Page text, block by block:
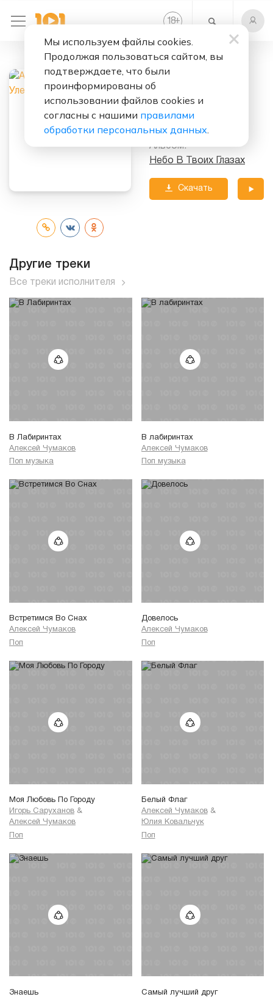
18+
Улетай
Альбом:
Небо В Твоих Глазах
Скачать
Другие треки
Все треки исполнителя
В Лабиринтах
Алексей Чумаков
Поп музыка
В лабиринтах
Алексей Чумаков
Поп музыка
Встретимся Во Снах
Алексей Чумаков
Поп
Довелось
Алексей Чумаков
Поп
Моя Любовь По Городу
Игорь Саруханов &
Алексей Чумаков
Поп
Белый Флаг
Алексей Чумаков &
Юлия Ковальчук
Поп
Знаешь
Самый лучший друг
Мы используем файлы cookies.
Продолжая пользоваться сайтом, вы
подтверждаете, что были
проинформированы об
использовании файлов cookies и
согласны с нашими правилами
обработки персональных данных.